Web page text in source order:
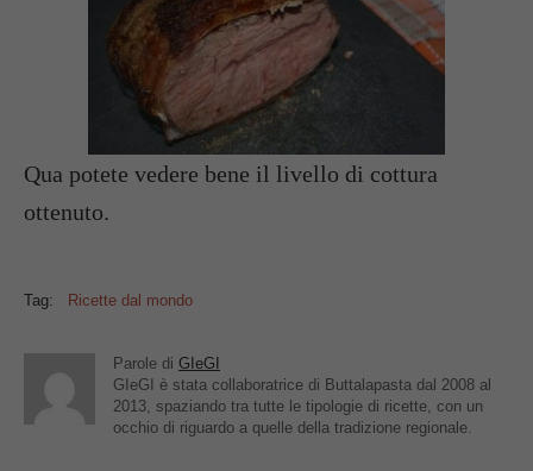
Qua potete vedere bene il livello di cottura
ottenuto.
Tag: Ricette dal mondo
Parole di GIeGI
GIeGI è stata collaboratrice di Buttalapasta dal 2008 al
2013, spaziando tra tutte le tipologie di ricette, con un
occhio di riguardo a quelle della tradizione regionale.